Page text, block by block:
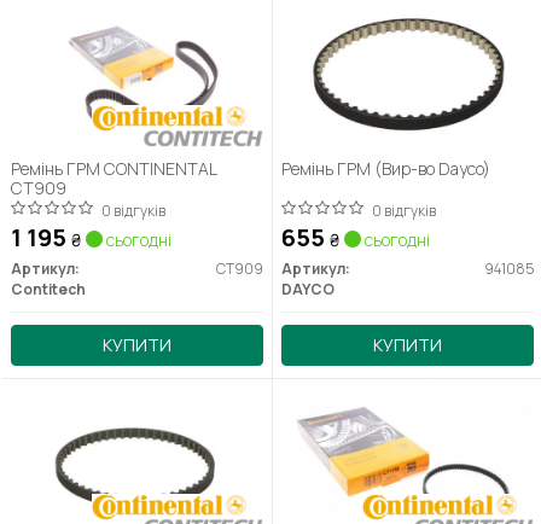
Ремінь ГРМ CONTINENTAL
CT909
0 відгуків
1 195 ₴ сьогодні
Артикул:
CT909
Contitech
КУПИТИ
Ремінь ГРМ (Вир-во Dayco)
0 відгуків
655 ₴ сьогодні
Артикул:
941085
DAYCO
КУПИТИ